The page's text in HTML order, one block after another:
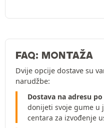
FAQ: MONTAŽA
Dvije opcije dostave su
narudžbe:
Dostava na adresu
donijeti svoje gume u
centara za izvođenje